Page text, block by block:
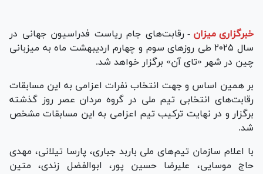
خبرگزاری میزان - رقابت‌های جام ریاست فدراسیون جهانی در
سال ۲۰۲۵ طی روز‌های سوم و چهارم اردیبهشت ماه به میزبانی
چین در شهر «تای آن» برگزار خواهد شد.
بر همین اساس و جهت انتخاب نفرات اعزامی به این مسابقات
رقابت‌های انتخابی تیم ملی در گروه مردان عصر روز گذشته
برگزار و در نهایت ترکیب تیم اعزامی به این مسابقات مشخص
شد.
با اعلام سازمان تیم‌های ملی باربد جباری، پارسا تیلانی، مهدی
حاج موسایی، علیرضا حسین پور، ابوالفضل زندی، متین